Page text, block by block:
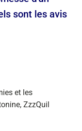
sont les avis
et les
ZzzQuil